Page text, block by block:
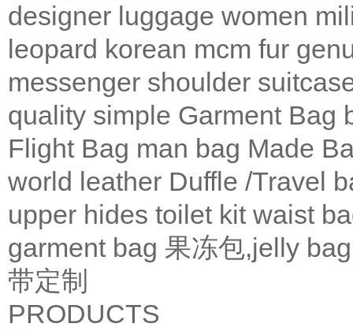
designer luggage women
leopard korean mcm fur
messenger shoulder
quality simple Garment Bag
Flight Bag man bag Made
world leather Duffle /Travel
upper hides toilet kit waist
garment bag 果冻包,jelly bag
带定制
PRODUCTS